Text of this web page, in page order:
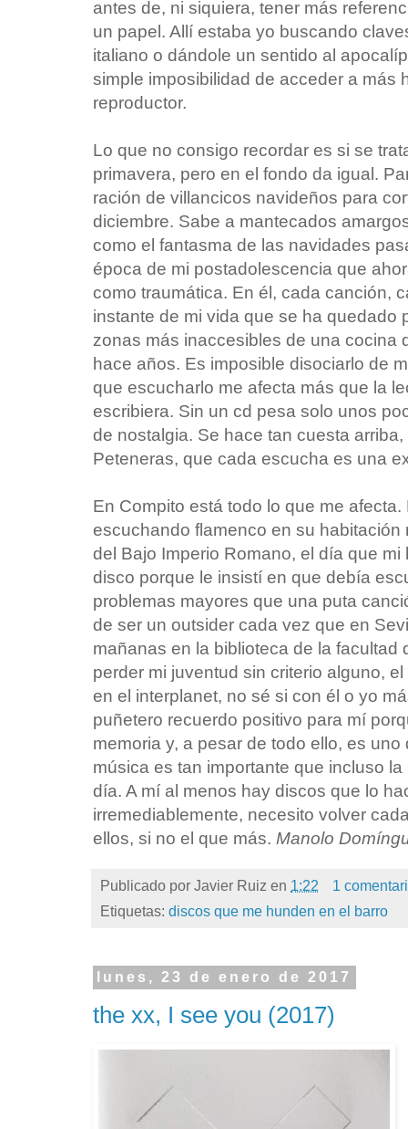
antes de, ni siquiera, tener más
un papel. Allí estaba yo buscando
italiano o dándole un sentido al
simple imposibilidad de acceder a más
reproductor.
Lo que no consigo recordar es si se
primavera, pero en el fondo da igual.
ración de villancicos navideños para
diciembre. Sabe a mantecados
como el fantasma de las navidades
época de mi postadolescencia que
como traumática. En él, cada canción,
instante de mi vida que se ha quedado
zonas más inaccesibles de una cocina
hace años. Es imposible disociarlo de
que escucharlo me afecta más que la
escribiera. Sin un cd pesa solo unos
de nostalgia. Se hace tan cuesta
Peteneras, que cada escucha es una
En Compito está todo lo que me
escuchando flamenco en su
del Bajo Imperio Romano, el día que
disco porque le insistí en que debía
problemas mayores que una puta
de ser un outsider cada vez que en
mañanas en la biblioteca de la
perder mi juventud sin criterio alguno,
en el interplanet, no sé si con él o yo
puñetero recuerdo positivo para mí
memoria y, a pesar de todo ello, es
música es tan importante que incluso
día. A mí al menos hay discos que lo
irremediablemente, necesito volver
ellos, si no el que más. Manolo
Publicado por Javier Ruiz en 1:22
1
Etiquetas: discos que me hunden en el barro
lunes, 23 de enero de 2017
the xx, I see you (2017)